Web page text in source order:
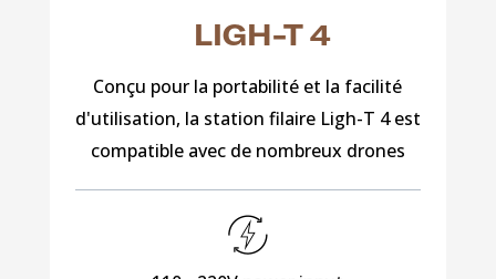
LIGH-T 4
Conçu pour la portabilité et la facilité
d'utilisation, la station filaire Ligh-T 4 est
compatible avec de nombreux drones